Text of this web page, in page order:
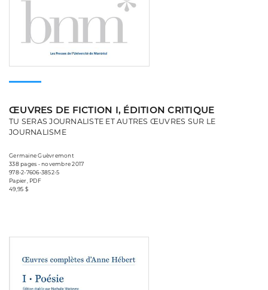
ŒUVRES DE FICTION I, ÉDITION CRITIQUE
TU SERAS JOURNALISTE ET AUTRES ŒUVRES SUR LE
JOURNALISME
Germaine Guèvremont
338 pages • novembre 2017
978-2-7606-3852-5
Papier, PDF
49,95 $